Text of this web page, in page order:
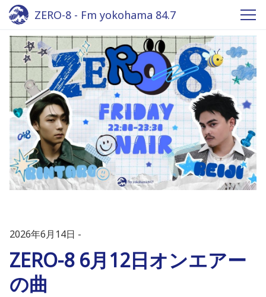
ZERO-8 - Fm yokohama 84.7
2026年6月14日
ZERO-8 6月12日オンエアー
の曲